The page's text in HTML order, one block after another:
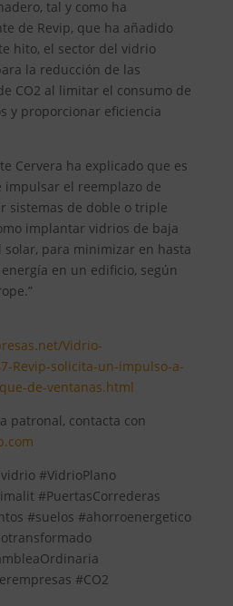
tal y como ha
de Revip, que ha añadido
hito, el sector del vidrio
la reducción de las
CO2 al limitar el consumo de
y proporcionar eficiencia
Cervera ha explicado que es
impulsar el reemplazo de
sistemas de doble o triple
implantar vidrios de baja
para minimizar en hasta
en un edificio, según
Vidrio-
Revip-solicita-un-impulso-a-
de-ventanas.html
patronal, contacta con
#VidrioPlano
#PuertasCorrederas
#suelos #ahorroenergetico
#CO2